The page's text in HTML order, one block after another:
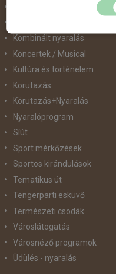
Kombinált nyaralás
Koncertek / Musical
Kultúra és történelem
Körutazás
Körutazás+Nyaralás
Nyaralóprogram
Síút
Sport mérkőzések
Sportos kirándulások
Tematikus út
Tengerparti esküvő
Természeti csodák
Városlátogatás
Városnéző programok
Üdülés - nyaralás